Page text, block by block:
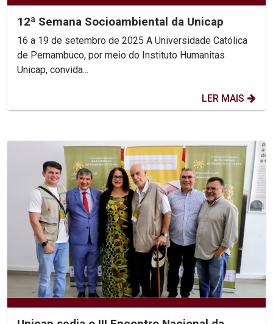
12ª Semana Socioambiental da Unicap
16 a 19 de setembro de 2025 A Universidade Católica
de Pernambuco, por meio do Instituto Humanitas
Unicap, convida...
LER MAIS